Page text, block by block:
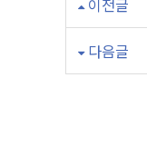
이전글
다음글